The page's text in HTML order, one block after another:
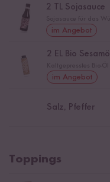
2 TL Sojasauce
im Angebot
2 EL Bio Sesamöl
im Angebot
Salz, Pfeffer
Toppings